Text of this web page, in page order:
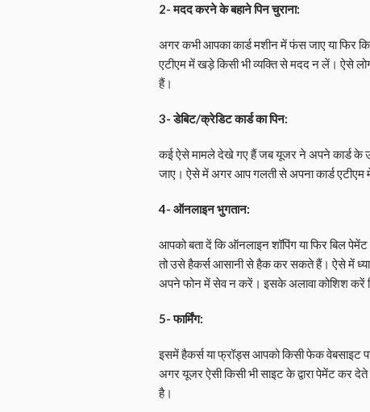
2- मदद करने के बहाने पिन चुराना:
अगर कभी आपका कार्ड मशीन में फंस जाए या फिर
एटीएम में खड़े किसी भी व्यक्ति से मदद न लें। ऐसे
हैं।
3- डेबिट/क्रेडिट कार्ड का पिन:
कई ऐसे मामले देखे गए हैं जब यूजर ने अपने कार्ड के
जाए। ऐसे में अगर आप गलती से अपना कार्ड एटीएम
4- ऑनलाइन भुगतान:
आपको बता दें कि ऑनलाइन शॉपिंग या फिर बिल
तो उसे हैकर्स आसानी से हैक कर सकते हैं। ऐसे में
अपने फोन में सेव न करें। इसके अलावा कोशिश करें
5- फार्मिंग:
इसमें हैकर्स या फ्रॉड्स आपको किसी फेक वेबसाइट
अगर यूजर ऐसी किसी भी साइट के द्वारा पेमेंट कर
है।